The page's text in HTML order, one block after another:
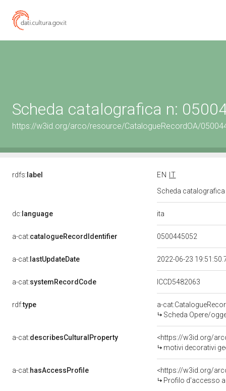
Scheda catalografica n:
https://w3id.org/arco/resource/CatalogueRecordOA/
rdfs: label EN
IT
Scheda
dc: language ita
a-cat:catalogueRecordIdentifier 0500445052
a-cat: lastUpdateDate 2022-06-23
a-cat:systemRecordCode ICCD5482063
rdf:type
a-
Scheda Opere/
a-cat:describesCulturalProperty
<https://w3id.org/
motivi decorativi
a-cat:hasAccessProfile
<https://w3id.org/
Profilo d'accesso